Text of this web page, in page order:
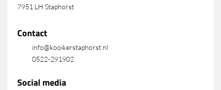
7951 LH Staphorst
Contact
info@kooikerstaphorst.nl
0522-291902
Social media